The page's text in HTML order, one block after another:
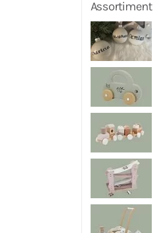
Assortiment